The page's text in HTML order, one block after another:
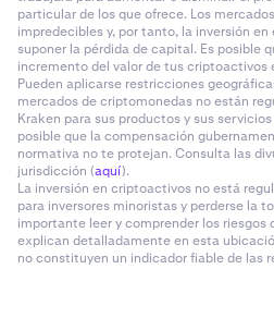
particular de los que ofrece. Los
impredecibles y, por tanto, la inversión
suponer la pérdida de capital. Es posible
incremento del valor de tus criptoactivos
Pueden aplicarse restricciones
mercados de criptomonedas no están
Kraken para sus productos y sus
posible que la compensación
normativa no te protejan. Consulta las
jurisdicción (aquí).
La inversión en criptoactivos no está
para inversores minoristas y perderse la
importante leer y comprender los riesgos
explican detalladamente en esta
no constituyen un indicador fiable de las